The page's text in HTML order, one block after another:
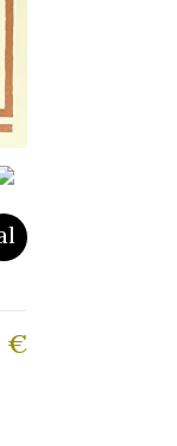
€